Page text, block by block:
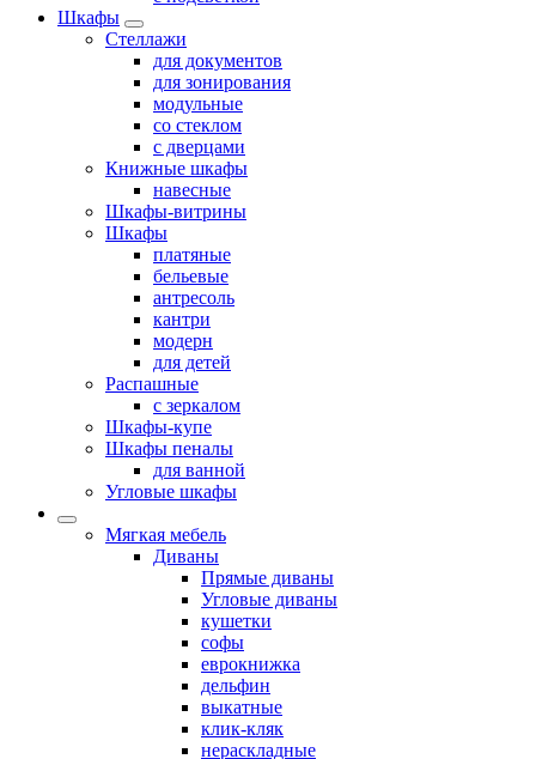
Шкафы
Стеллажи
для документов
для зонирования
модульные
со стеклом
с дверцами
Книжные шкафы
навесные
Шкафы-витрины
Шкафы
платяные
бельевые
антресоль
кантри
модерн
для детей
Распашные
с зеркалом
Шкафы-купе
Шкафы пеналы
для ванной
Угловые шкафы
Мягкая мебель
Диваны
Прямые диваны
Угловые диваны
кушетки
софы
еврокнижка
дельфин
выкатные
клик-кляк
нераскладные